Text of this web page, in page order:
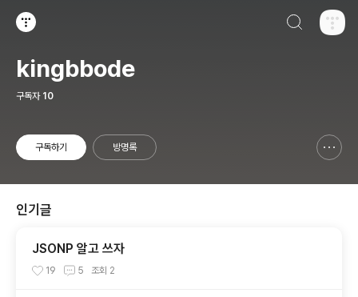
kingbbode
구독자 10
구독하기 방명록
인기글
JSONP 알고 쓰자
19 5 조회 2